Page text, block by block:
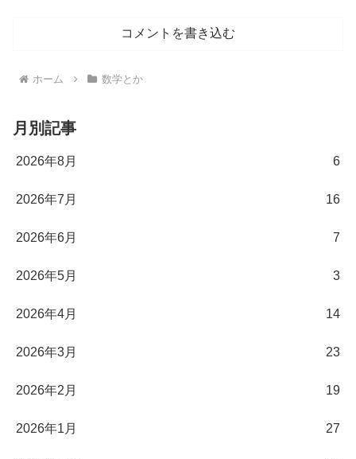
コメントを書き込む
ホーム 数学とか
月別記事
2026年8月 6
2026年7月 16
2026年6月 7
2026年5月 3
2026年4月 14
2026年3月 23
2026年2月 19
2026年1月 27